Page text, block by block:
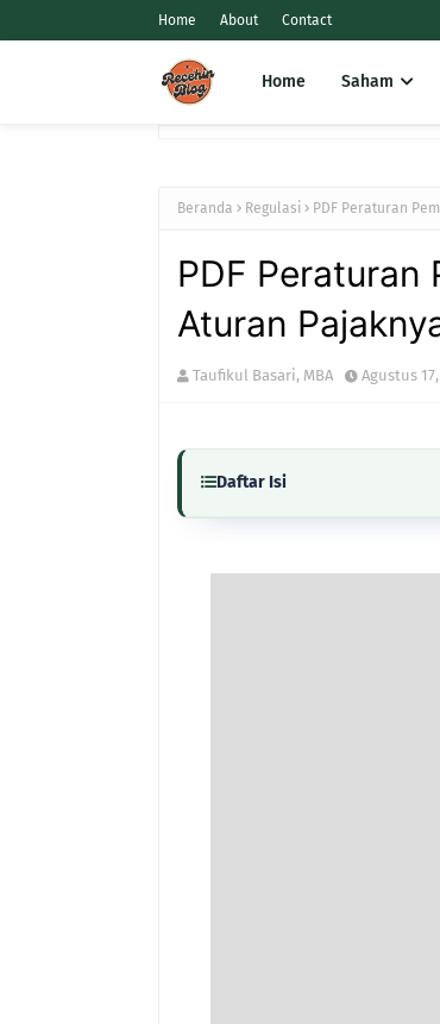
Home About Contact
Home Saham
Beranda Regulasi PDF Peraturan
PDF Peraturan
Aturan
Taufikul Basari, MBA Agustus 17,
Daftar Isi